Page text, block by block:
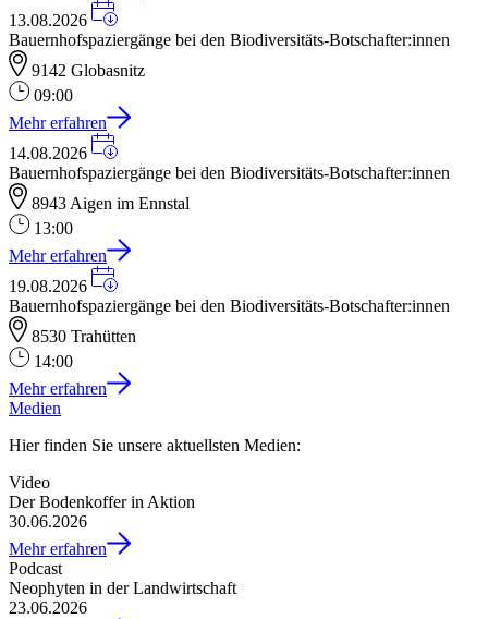
13.08.2026
Bauernhofspaziergänge bei den Biodiversitäts-Botschafter:innen
9142 Globasnitz
09:00
Mehr erfahren
14.08.2026
Bauernhofspaziergänge bei den Biodiversitäts-Botschafter:innen
8943 Aigen im Ennstal
13:00
Mehr erfahren
19.08.2026
Bauernhofspaziergänge bei den Biodiversitäts-Botschafter:innen
8530 Trahütten
14:00
Mehr erfahren
Medien
Hier finden Sie unsere aktuellsten Medien:
Video
Der Bodenkoffer in Aktion
30.06.2026
Mehr erfahren
Podcast
Neophyten in der Landwirtschaft
23.06.2026